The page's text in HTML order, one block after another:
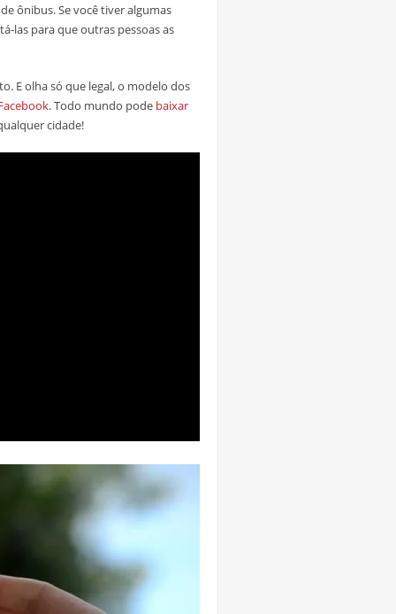
ônibus. Se você tiver algumas
las para que outras pessoas as
E olha só que legal, o modelo dos
. Todo mundo pode baixar
cidade!